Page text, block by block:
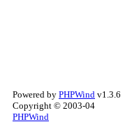
Powered by PHPWind v1.3.6
Copyright © 2003-04
PHPWind